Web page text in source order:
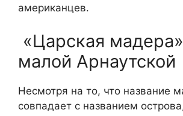
американцев.
«Царская
малой Арнаутской
Несмотря на то, что название
совпадает с названием